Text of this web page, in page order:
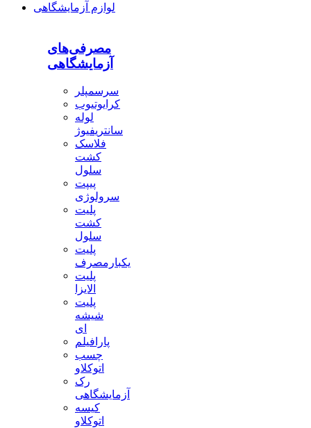
لوازم آزمایشگاهی
مصرفی‌های
آزمایشگاهی
سرسمپلر
کرایوتیوب
لوله
سانتریفیوژ
فلاسک
کشت
سلول
پیپت
سرولوژی
پلیت
کشت
سلول
پلیت
یکبارمصرف
پلیت
الایزا
پلیت
شیشه
ای
پارافیلم
چسب
اتوکلاو
رک
آزمایشگاهی
کیسه
اتوکلاو